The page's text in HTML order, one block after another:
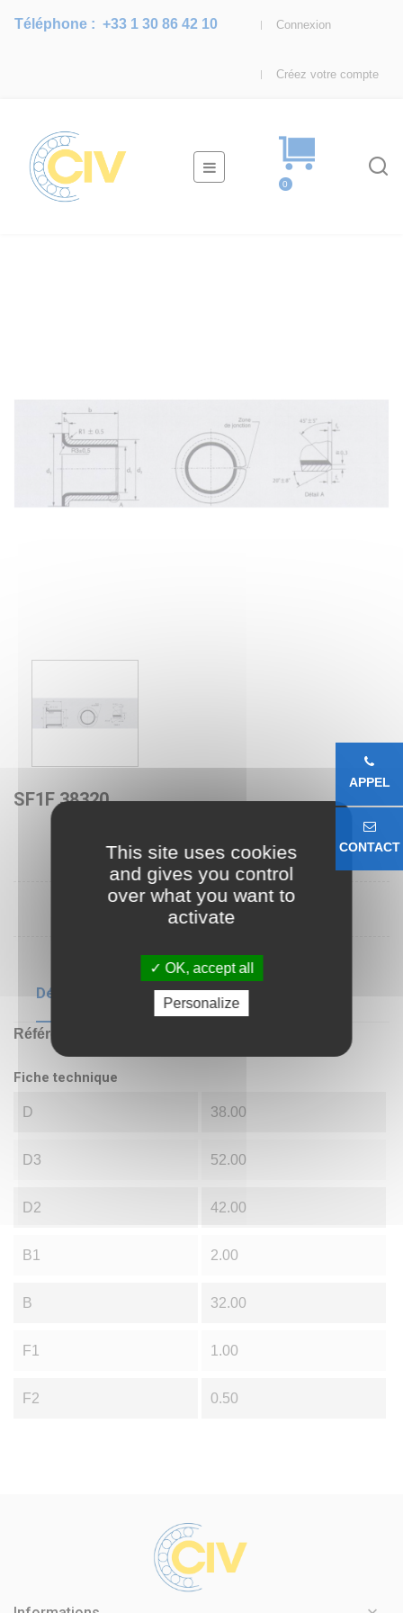
Connexion
Créez votre compte
Téléphone :+33 1 30 86 42 10
Basculer
la
☰
0
SF1F 38320
Détails du produit
Référence
Fiche technique
D 38.00
D3 52.00
D2 42.00
B1 2.00
B 32.00
F1 1.00
F2 0.50
APPEL
CONTACT
This site uses cookies
and gives you control
over what you want to
activate
OK, accept all
Personalize